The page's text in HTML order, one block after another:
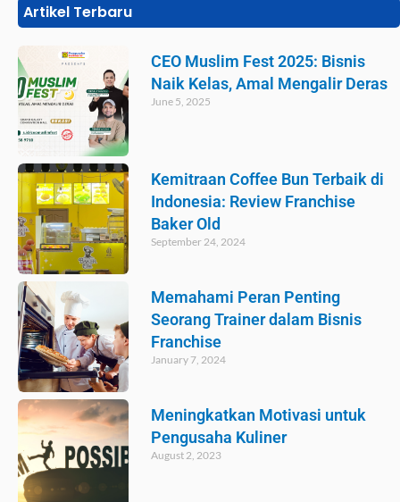
Artikel Terbaru
CEO Muslim Fest 2025: Bisnis
Naik Kelas, Amal Mengalir Deras
June 5, 2025
Kemitraan Coffee Bun Terbaik di
Indonesia: Review Franchise
Baker Old
September 24, 2024
Memahami Peran Penting
Seorang Trainer dalam Bisnis
Franchise
January 7, 2024
Meningkatkan Motivasi untuk
Pengusaha Kuliner
August 2, 2023